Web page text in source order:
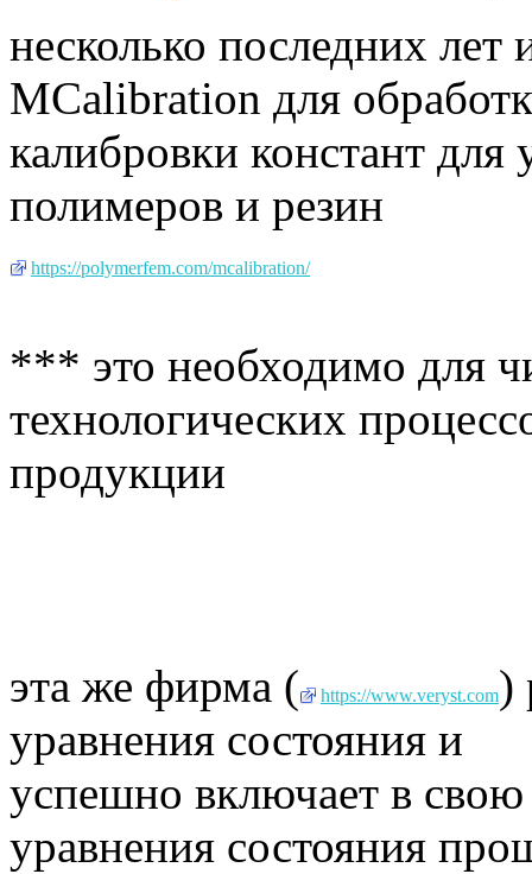
несколько последних
MCalibration для
калибровки констант для
полимеров и резин
https://polymerfem.com/mcalibration/
*** это необходимо для
технологических
продукции
эта же фирма ( https://www.veryst.com)
уравнения состояния и
успешно включает в
уравнения состояния